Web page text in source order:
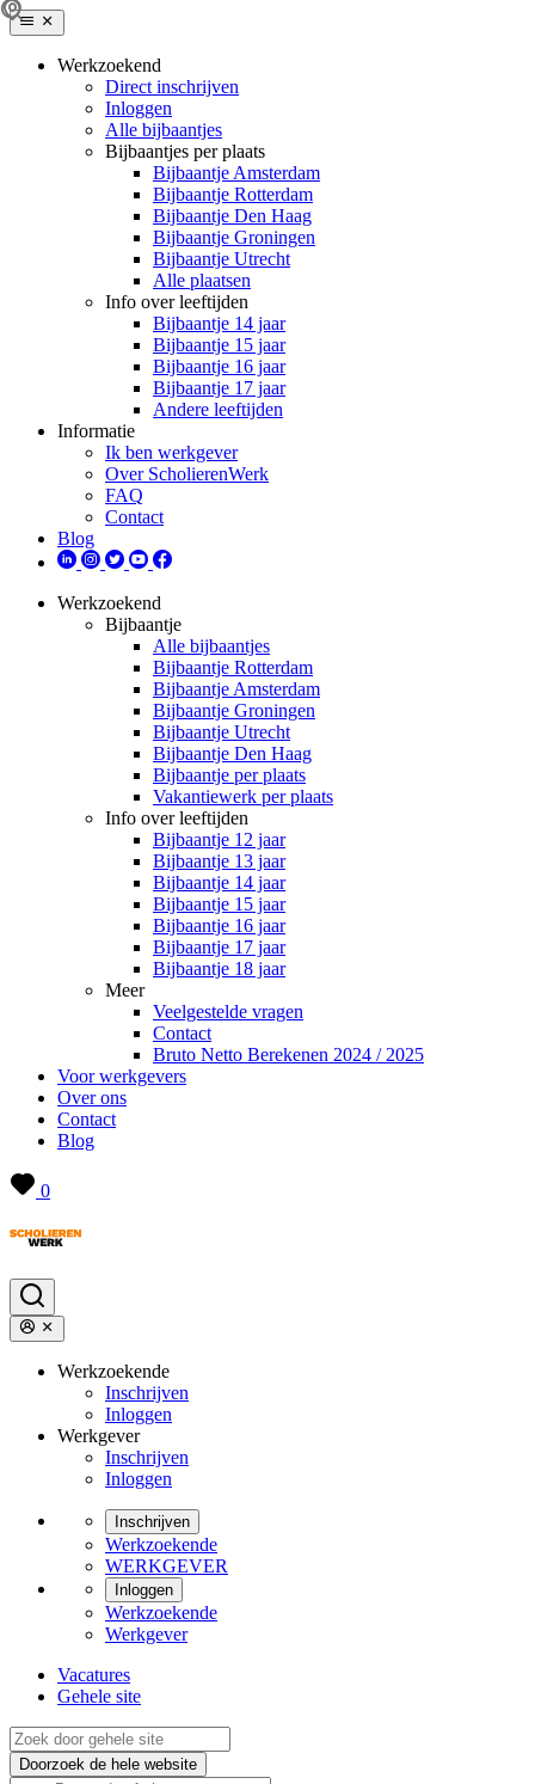
Werkzoekend
Direct inschrijven
Inloggen
Alle bijbaantjes
Bijbaantjes per plaats
Bijbaantje Amsterdam
Bijbaantje Rotterdam
Bijbaantje Den Haag
Bijbaantje Groningen
Bijbaantje Utrecht
Alle plaatsen
Info over leeftijden
Bijbaantje 14 jaar
Bijbaantje 15 jaar
Bijbaantje 16 jaar
Bijbaantje 17 jaar
Andere leeftijden
Informatie
Ik ben werkgever
Over ScholierenWerk
FAQ
Contact
Blog
Werkzoekend
Bijbaantje
Alle bijbaantjes
Bijbaantje Rotterdam
Bijbaantje Amsterdam
Bijbaantje Groningen
Bijbaantje Utrecht
Bijbaantje Den Haag
Bijbaantje per plaats
Vakantiewerk per plaats
Info over leeftijden
Bijbaantje 12 jaar
Bijbaantje 13 jaar
Bijbaantje 14 jaar
Bijbaantje 15 jaar
Bijbaantje 16 jaar
Bijbaantje 17 jaar
Bijbaantje 18 jaar
Meer
Veelgestelde vragen
Contact
Bruto Netto Berekenen 2024 / 2025
Voor werkgevers
Over ons
Contact
Blog
0
Werkzoekende
Inschrijven
Inloggen
Werkgever
Inschrijven
Inloggen
Inschrijven
Werkzoekende
WERKGEVER
Inloggen
Werkzoekende
Werkgever
Vacatures
Gehele site